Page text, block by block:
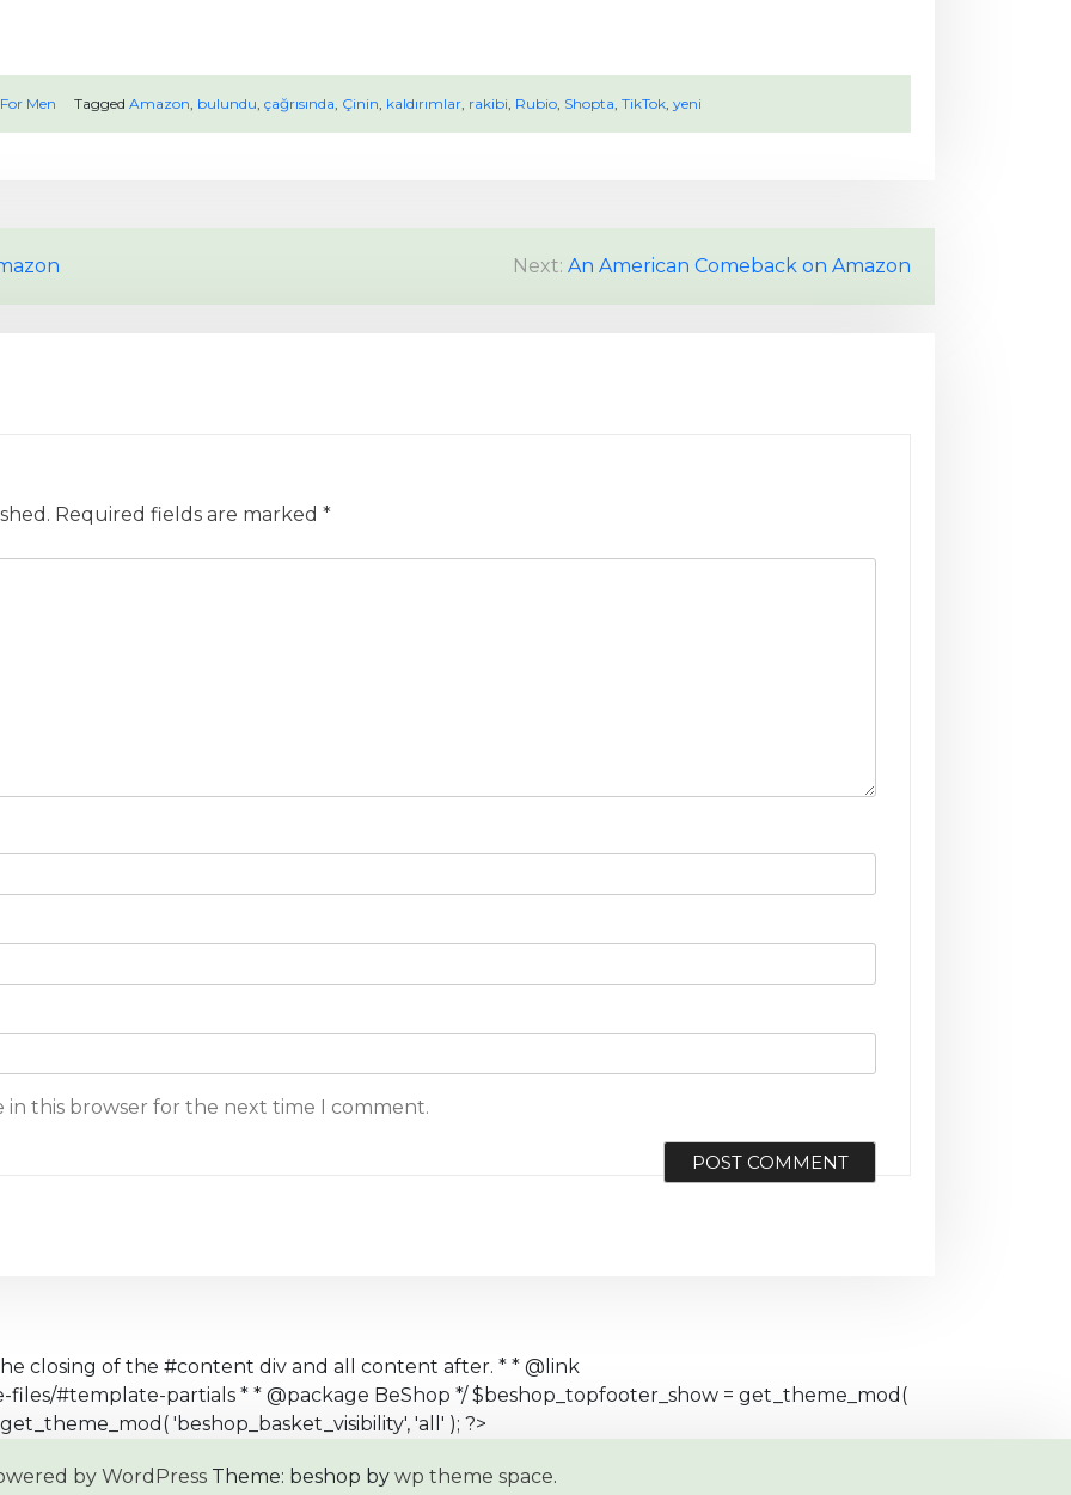
Men Tagged Amazon, bulundu, çağrısında, Çinin, kaldırımlar, rakibi, Rubio, Shopta, TikTok, yeni
Next: An American Comeback on Amazon
Required fields are marked *
in this browser for the next time I comment.
closing of the #content div and all content after. * * @link
#template-partials * * @package BeShop */ $beshop_topfooter_show = get_theme_mod(
'beshop_basket_visibility', 'all' ); ?>
by WordPressTheme: beshop by wp theme space.